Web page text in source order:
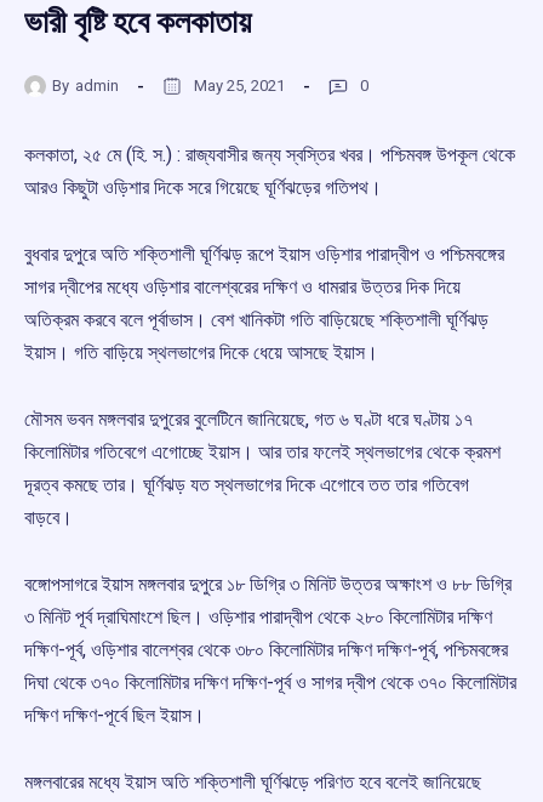
ভারী বৃষ্টি হবে কলকাতায়
By admin May 25, 2021 0
কলকাতা, ২৫ মে (হি. স.) : রাজ্যবাসীর জন্য স্বস্তির খবর। পশ্চিমবঙ্গ উপকূল থেকে
আরও কিছুটা ওড়িশার দিকে সরে গিয়েছে ঘূর্ণিঝড়ের গতিপথ।
বুধবার দুপুরে অতি শক্তিশালী ঘূর্ণিঝড় রূপে ইয়াস ওড়িশার পারাদ্বীপ ও পশ্চিমবঙ্গের
সাগর দ্বীপের মধ্যে ওড়িশার বালেশ্বরের দক্ষিণ ও ধামরার উত্তর দিক দিয়ে
অতিক্রম করবে বলে পূর্বাভাস। বেশ খানিকটা গতি বাড়িয়েছে শক্তিশালী ঘূর্ণিঝড়
ইয়াস। গতি বাড়িয়ে স্থলভাগের দিকে ধেয়ে আসছে ইয়াস।
মৌসম ভবন মঙ্গলবার দুপুরের বুলেটিনে জানিয়েছে, গত ৬ ঘণ্টা ধরে ঘণ্টায় ১৭
কিলোমিটার গতিবেগে এগোচ্ছে ইয়াস। আর তার ফলেই স্থলভাগের থেকে ক্রমশ
দূরত্ব কমছে তার। ঘূর্ণিঝড় যত স্থলভাগের দিকে এগোবে তত তার গতিবেগ
বাড়বে।
বঙ্গোপসাগরে ইয়াস মঙ্গলবার দুপুরে ১৮ ডিগ্রি ৩ মিনিট উত্তর অক্ষাংশ ও ৮৮ ডিগ্রি
৩ মিনিট পূর্ব দ্রাঘিমাংশে ছিল। ওড়িশার পারাদ্বীপ থেকে ২৮০ কিলোমিটার দক্ষিণ
দক্ষিণ-পূর্ব, ওড়িশার বালেশ্বর থেকে ৩৮০ কিলোমিটার দক্ষিণ দক্ষিণ-পূর্ব, পশ্চিমবঙ্গের
দিঘা থেকে ৩৭০ কিলোমিটার দক্ষিণ দক্ষিণ-পূর্ব ও সাগর দ্বীপ থেকে ৩৭০ কিলোমিটার
দক্ষিণ দক্ষিণ-পূর্বে ছিল ইয়াস।
মঙ্গলবারের মধ্যে ইয়াস অতি শক্তিশালী ঘূর্ণিঝড়ে পরিণত হবে বলেই জানিয়েছে